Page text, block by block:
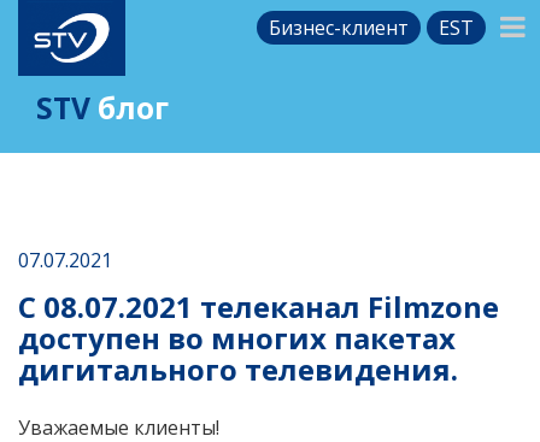
Бизнес-клиент EST
STV блог
07.07.2021
С 08.07.2021 телеканал Filmzone
доступен во многих пакетах
дигитального телевидения.
Уважаемые клиенты!